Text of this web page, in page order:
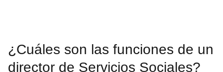
¿Cuáles son las funciones de un
director de Servicios Sociales?